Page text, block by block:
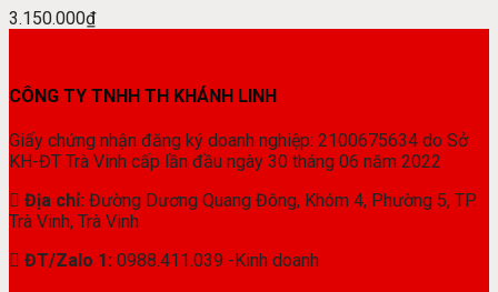
3.150.000₫
CÔNG TY TNHH TH KHÁNH LINH
Giấy chứng nhận đăng ký doanh nghiệp: 2100675634 do Sở
KH-ĐT Trà Vinh cấp lần đầu ngày 30 tháng 06 năm 2022
Địa chỉ: Đường Dương Quang Đông, Khóm 4, Phường 5, TP.
Trà Vinh, Trà Vinh
ĐT/Zalo 1: 0988.411.039 -Kinh doanh